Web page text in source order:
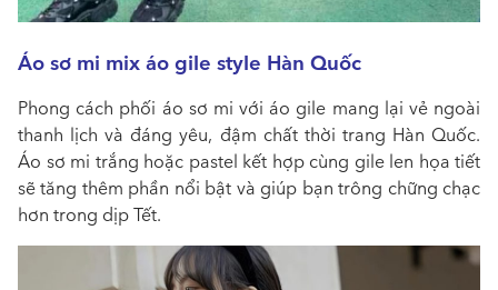
Áo sơ mi mix áo gile style Hàn Quốc
Phong cách phối áo sơ mi với áo gile mang lại vẻ ngoài
thanh lịch và đáng yêu, đậm chất thời trang Hàn Quốc.
Áo sơ mi trắng hoặc pastel kết hợp cùng gile len họa tiết
sẽ tăng thêm phần nổi bật và giúp bạn trông chững chạc
hơn trong dịp Tết.